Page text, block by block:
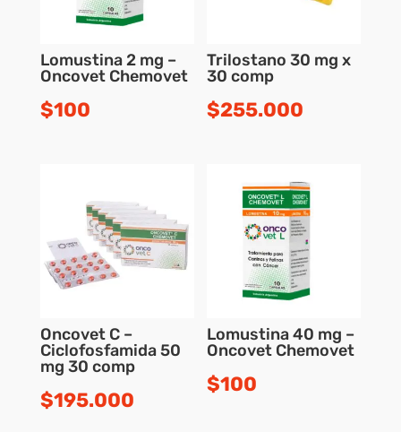
Lomustina 2 mg –
Oncovet Chemovet
$100
Trilostano 30 mg x
30 comp
$255.000
Oncovet C –
Ciclofosfamida 50
mg 30 comp
$195.000
Lomustina 40 mg –
Oncovet Chemovet
$100